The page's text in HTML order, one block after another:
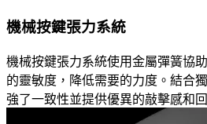
機械按鍵張力系統
機械按鍵張力系統使用金屬彈簧協
的靈敏度，降低需要的力度。結合
強了一致性並提供優異的敲擊感和回